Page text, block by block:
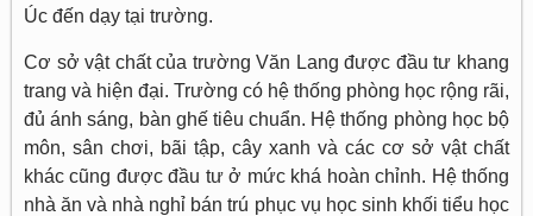
Úc đến dạy tại trường.
Cơ sở vật chất của trường Văn Lang được đầu tư khang
trang và hiện đại. Trường có hệ thống phòng học rộng rãi,
đủ ánh sáng, bàn ghế tiêu chuẩn. Hệ thống phòng học bộ
môn, sân chơi, bãi tập, cây xanh và các cơ sở vật chất
khác cũng được đầu tư ở mức khá hoàn chỉnh. Hệ thống
nhà ăn và nhà nghỉ bán trú phục vụ học sinh khối tiểu học